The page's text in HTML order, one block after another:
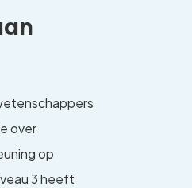
over
op
3 heeft